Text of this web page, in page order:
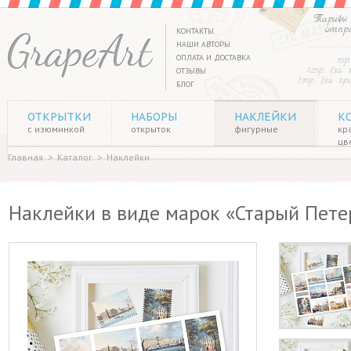
Тарифы
125р. (за
135р. (за
КОНТАКТЫ
НАШИ АВТОРЫ
ОПЛАТА И ДОСТАВКА
ОТЗЫВЫ
БЛОГ
ОТКРЫТКИ
с изюминкой
НАБОРЫ
открыток
НАКЛЕЙКИ
фигурные
Главная > Каталог > Наклейки
Наклейки в виде марок «Старый